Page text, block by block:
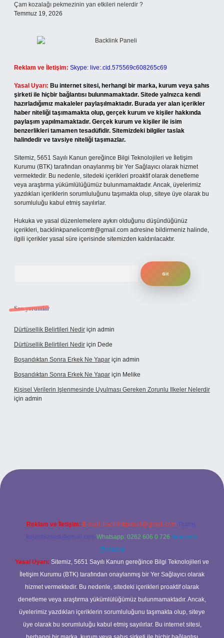
Çam kozalağı pekmezinin yan etkileri nelerdir ?
Temmuz 19, 2026
Reklam ve İletişim: Skype: live:.cid.575569c608265c69
Yasal Uyarı: Bu internet sitesi, herhangi bir marka, kurum veya şahıs
şirketi ile hiçbir bağlantısı bulunmamaktadır. Sitede yalnızca kendi
hazırladığımız makaleler paylaşılmaktadır. Burada yer alan içerikler
haber niteliği taşımamakta olup, gerçek kurum ve kişiler hakkında
paylaşım yapılmamaktadır. Gerçek kurum ve kişiler ile isim
benzerlikleri tamamen tesadüfidir. Sitemizdeki bilgiler taslak
halindedir ve tavsiye niteliği taşımazlar.
Sitemiz, 5651 Sayılı Kanun gereğince Bilgi Teknolojileri ve İletişim
Kurumu (BTK) tarafından onaylanmış bir Yer Sağlayıcı olarak hizmet
vermektedir. Bu nedenle, sitedeki içerikleri proaktif olarak denetleme
veya araştırma yükümlülüğümüz bulunmamaktadır. Ancak, üyelerimiz
yazdıkları içeriklerin sorumluluğunu taşımakta olup, siteye üye olarak bu
sorumluluğu kabul etmiş sayılırlar.
Hukuka ve yasal düzenlemelere aykırı olduğunu düşündüğünüz
içerikleri, backlinkpanelicomtr@gmail.com adresine bildirmeniz halinde,
ilgili içerikler yasal süre içerisinde sitemizden kaldırılacaktır.
Son yorumlar
Dürtüsellik Belirtileri Nedir için admin
Dürtüsellik Belirtileri Nedir için Dede
Boşandıktan Sonra Erkek Ne Yapar için admin
Boşandıktan Sonra Erkek Ne Yapar için Melike
Kişisel Verilerin Işlenmesinde Uyulması Gereken Zorunlu Ilkeler Nelerdir
için admin
ilbet
Reklam ve İletişim: E-mail: backlinkpaneli@gmail.com Teams:
forumhizmeti@gmail.com Whatsapp: 0262 606 0 726 Telegram:
@karabul
Yasal Uyarı: Sitemiz, 5651 Sayılı Kanun gereğince Bilgi Teknolojileri ve
İletişim Kurumu (BTK) tarafından onaylanmış bir Yer Sağlayıcı olarak
hizmet vermektedir. Bu nedenle, sitedeki içerikleri proaktif olarak
denetleme veya araştırma yükümlülüğümüz bulunmamaktadır. Ancak,
üyelerimiz yazdıkları içeriklerin sorumluluğunu taşımakta olup, siteye
üye olarak bu sorumluluğu kabul etmiş sayılırlar. Bu internet sitesi,